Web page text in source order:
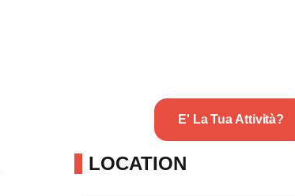
E' La Tua Attività?
LOCATION